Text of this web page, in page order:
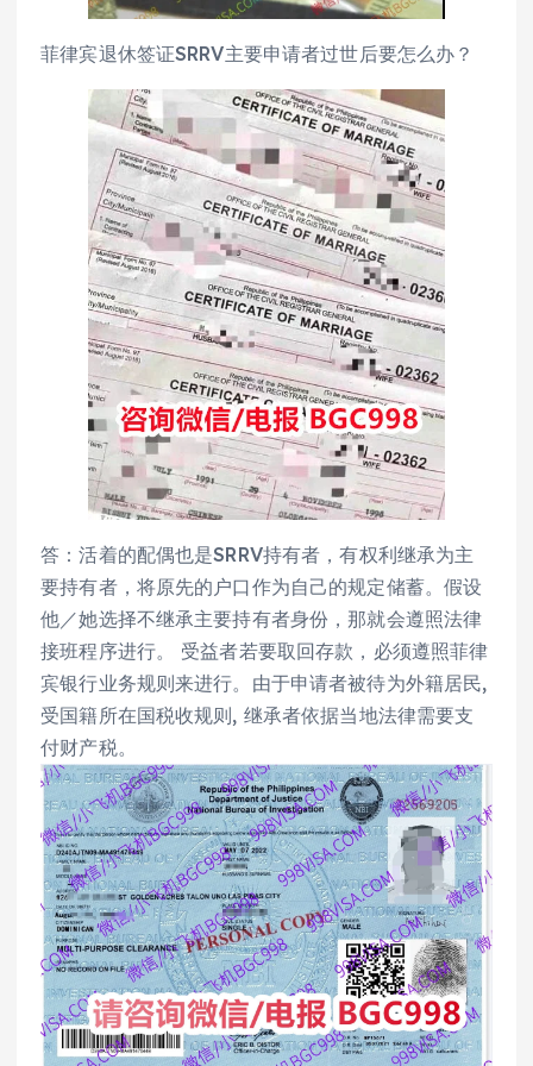
菲律宾退休签证SRRV主要申请者过世后要怎么办？
答：活着的配偶也是SRRV持有者，有权利继承为主
要持有者，将原先的户口作为自己的规定储蓄。假设
他／她选择不继承主要持有者身份，那就会遵照法律
接班程序进行。 受益者若要取回存款，必须遵照菲律
宾银行业务规则来进行。由于申请者被待为外籍居民,
受国籍所在国税收规则, 继承者依据当地法律需要支
付财产税。